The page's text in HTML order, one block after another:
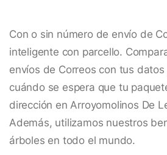
Con o sin número de envío de
inteligente con parcello.
envíos de Correos con tus
cuándo se espera que tu
dirección en Arroyomolinos De
Además, utilizamos nuestros
árboles en todo el mundo.